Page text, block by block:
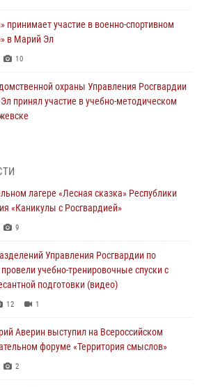
принимает участие в военно-спортивном
в Марий Эл
10
охраны Управления Росгвардии
принял участие в учебно-методическом
мест хранения гражданского оружия
вневедомственной охраны Росгвардии за
Росгвардии прошло занятие,
армии Ивана Кирилловича Яковлева
лагере «Лесная сказка» Республики
«Каникулы с Росгвардией»
лагере «Лесная сказка» Республики
«Каникулы с Росгвардией»
9
Управления Росгвардии по
учебно-тренировочные спуски с
подготовки (видео)
12 1
Аверин выступил на Всероссийском
форуме «Территория смыслов»
2